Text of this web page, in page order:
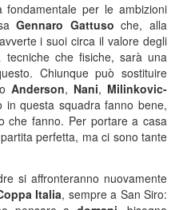
fondamentale per le ambizioni
Gennaro Gattusoche, alla
i suoi circa il valore degli
tecniche che fisiche, sarà una
Chiunque può sostituire
Anderson, Nani, Milinkovic-
in questa squadra fanno bene,
che fanno. Per portare a casa
perfetta, ma ci sono tante
si affronteranno nuovamente
Italia, sempre a San Siro: